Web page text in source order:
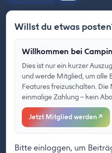
Willst du etwas
Willkommen bei
Dies ist nur ein kurzer
und werde Mitglied, um alle
Features freizuschalten.
einmalige Zahlung – kein
Jetzt Mitglied werden ↗
Bitte einloggen, um